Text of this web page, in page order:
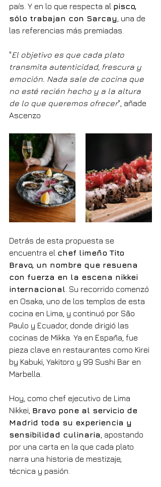
país. Y en lo que respecta al pisco,
sólo trabajan con Sarcay , una de
las referencias más premiadas.
"El objetivo es que cada plato
transmita autenticidad, frescura y
emoción. Nada sale de cocina que
no esté recién hecho y a la altura
de lo que queremos ofrecer", añade
Ascenzo
Detrás de esta propuesta se
encuentra el chef limeño Tito
Bravo, un nombre que resuena
con fuerza en la escena nikkei
internacional . Su recorrido comenzó
en Osaka, uno de los templos de esta
cocina en Lima, y continuó por São
Paulo y Ecuador, donde dirigió las
cocinas de Mikka. Ya en España, fue
pieza clave en restaurantes como Kirei
by Kabuki, Yakitoro y 99 Sushi Bar en
Marbella.
Hoy, como chef ejecutivo de Lima
Nikkei, Bravo pone al servicio de
Madrid toda su experiencia y
sensibilidad culinaria , apostando
por una carta en la que cada plato
narra una historia de mestizaje,
técnica y pasión.